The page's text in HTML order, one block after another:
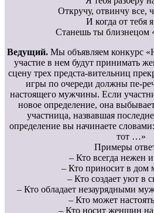
Откручу, отвинчу все,
И когда от тебя
Станешь ты близнецом
Ведущий.Мы объявляем конкурс
участие в нем будут принимать
сцену трех предста-вительниц
игры по очереди должны пе-
настоящего мужчины. Если
новое определение, она
участница, назвавшая
определение вы начинаете
тот …»
Примеры
– Кто всегда нежен
– Кто приносит в дом
– Кто создает уют в
– Кто обладает незаурядными
– Кто может
– Кто носит женщин на